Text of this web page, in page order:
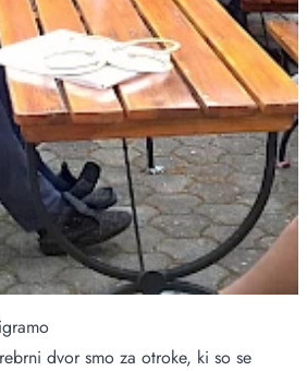
dvor smo za otroke, ki so se